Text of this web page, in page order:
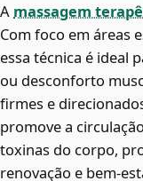
A massagem
Com foco em áreas
essa técnica é ideal
ou desconforto
firmes e
promove a
toxinas do corpo,
renovação e bem-